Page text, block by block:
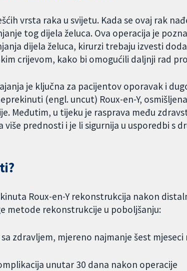
vrsta raka u svijetu. Kada se ovaj rak
tog dijela želuca. Ova operacija je
dijela želuca, kirurzi trebaju izvesti
crijevom, kako bi omogućili daljnji rad
je ključna za pacijentov oporavak i
(engl. uncut) Roux-en-Y,
Međutim, u tijeku je rasprava među
prednosti i je li sigurnija u usporedbi s
Roux-en-Y rekonstrukcija nakon
metode rekonstrukcije u poboljšanju:
zdravljem, mjereno najmanje šest
unutar 30 dana nakon operacije